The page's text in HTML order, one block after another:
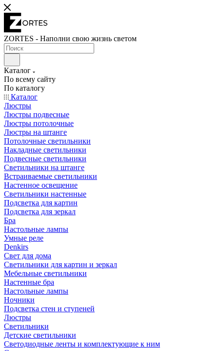
ZORTES - Наполни свою жизнь светом
Каталог
По всему сайту
По каталогу
Каталог
Люстры
Люстры подвесные
Люстры потолочные
Люстры на штанге
Потолочные светильники
Накладные светильники
Подвесные светильники
Светильники на штанге
Встраиваемые светильники
Настенное освещение
Светильники настенные
Подсветка для картин
Подсветка для зеркал
Бра
Настольные лампы
Умные реле
Denkirs
Свет для дома
Светильники для картин и зеркал
Мебельные светильники
Настенные бра
Настольные лампы
Ночники
Подсветка стен и ступеней
Люстры
Светильники
Детские светильники
Светодиодные ленты и комплектующие к ним